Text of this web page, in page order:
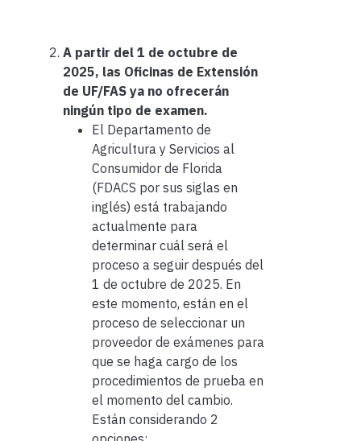
A partir del 1 de octubre de
2025, las Oficinas de Extensión
de UF/FAS ya no ofrecerán
ningún tipo de examen.
El Departamento de
Agricultura y Servicios al
Consumidor de Florida
(FDACS por sus siglas en
inglés) está trabajando
actualmente para
determinar cuál será el
proceso a seguir después del
1 de octubre de 2025. En
este momento, están en el
proceso de seleccionar un
proveedor de exámenes para
que se haga cargo de los
procedimientos de prueba en
el momento del cambio.
Están considerando 2